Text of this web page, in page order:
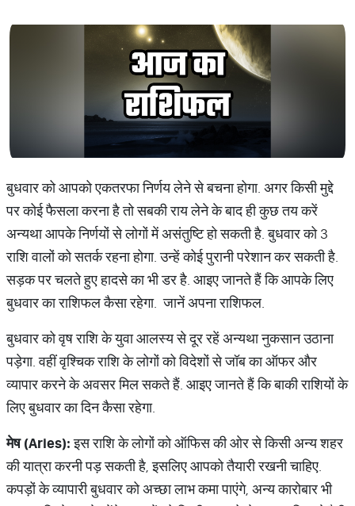
बुधवार को आपको एकतरफा निर्णय लेने से बचना होगा. अगर किसी मुद्दे
पर कोई फैसला करना है तो सबकी राय लेने के बाद ही कुछ तय करें
अन्यथा आपके निर्णयों से लोगों में असंतुष्टि हो सकती है. बुधवार को 3
राशि वालों को सतर्क रहना होगा. उन्हें कोई पुरानी परेशान कर सकती है.
सड़क पर चलते हुए हादसे का भी डर है. आइए जानते हैं कि आपके लिए
बुधवार का राशिफल कैसा रहेगा. जानें अपना राशिफल.
बुधवार को वृष राशि के युवा आलस्य से दूर रहें अन्यथा नुकसान उठाना
पड़ेगा. वहीं वृश्चिक राशि के लोगों को विदेशों से जॉब का ऑफर और
व्यापार करने के अवसर मिल सकते हैं. आइए जानते हैं कि बाकी राशियों के
लिए बुधवार का दिन कैसा रहेगा.
मेष (Aries):इस राशि के लोगों को ऑफिस की ओर से किसी अन्य शहर
की यात्रा करनी पड़ सकती है, इसलिए आपको तैयारी रखनी चाहिए.
कपड़ों के व्यापारी बुधवार को अच्छा लाभ कमा पाएंगे, अन्य कारोबार भी